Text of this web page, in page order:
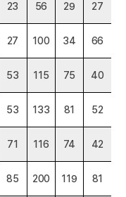
23 56 29 27
27 100 34 66
53 115 75 40
53 133 81 52
71 116 74 42
85 200 119 81